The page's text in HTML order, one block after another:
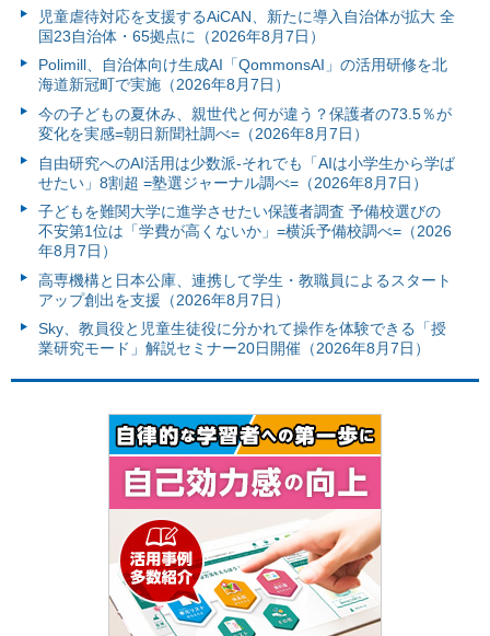
児童虐待対応を支援するAiCAN、新たに導入自治体が拡大 全
国23自治体・65拠点に（2026年8月7日）
Polimill、自治体向け生成AI「QommonsAI」の活用研修を北
海道新冠町で実施（2026年8月7日）
今の子どもの夏休み、親世代と何が違う？保護者の73.5％が
変化を実感=朝日新聞社調べ=（2026年8月7日）
自由研究へのAI活用は少数派-それでも「AIは小学生から学ば
せたい」8割超 =塾選ジャーナル調べ=（2026年8月7日）
子どもを難関大学に進学させたい保護者調査 予備校選びの
不安第1位は「学費が高くないか」=横浜予備校調べ=（2026
年8月7日）
高専機構と日本公庫、連携して学生・教職員によるスタート
アップ創出を支援（2026年8月7日）
Sky、教員役と児童生徒役に分かれて操作を体験できる「授
業研究モード」解説セミナー20日開催（2026年8月7日）